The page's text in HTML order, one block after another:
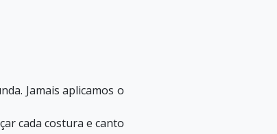
Jamais aplicamos o
cada costura e canto